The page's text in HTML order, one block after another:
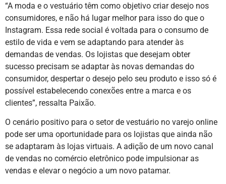
“A moda e o vestuário têm como objetivo criar desejo nos
consumidores, e não há lugar melhor para isso do que o
Instagram. Essa rede social é voltada para o consumo de
estilo de vida e vem se adaptando para atender às
demandas de vendas. Os lojistas que desejam obter
sucesso precisam se adaptar às novas demandas do
consumidor, despertar o desejo pelo seu produto e isso só é
possível estabelecendo conexões entre a marca e os
clientes”, ressalta Paixão.
O cenário positivo para o setor de vestuário no varejo online
pode ser uma oportunidade para os lojistas que ainda não
se adaptaram às lojas virtuais. A adição de um novo canal
de vendas no comércio eletrônico pode impulsionar as
vendas e elevar o negócio a um novo patamar.